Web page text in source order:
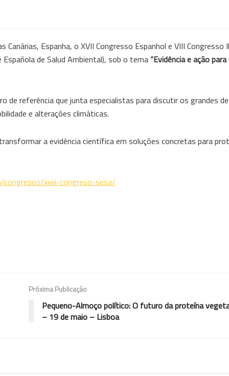
Espanha, o XVII Congresso Espanhol e VIII Congresso
de Salud Ambiental), sob o tema“Evidência e ação
de referência que junta especialistas para discutir os grandes
e alterações climáticas.
a evidência científica em soluções concretas para
xviii-congreso-sesa/
Próxima Publicação
Pequeno-Almoço político: O futuro da proteína
– 19 de maio – Lisboa